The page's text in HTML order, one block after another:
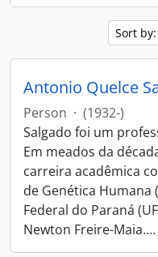
Sort
Antonio Quelce
Person · (1932-)
Salgado foi um
Em meados da
carreira acadêmica
de Genética Humana
Federal do Paraná
Newton Freire-Maia.…